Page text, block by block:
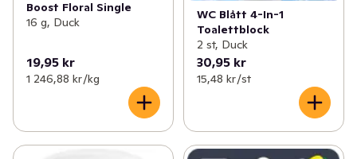
Boost Floral Single
16 g, Duck
19,95 kr
1 246,88 kr /kg
WC Blått 4-In-1
Toalettblock
2 st, Duck
30,95 kr
15,48 kr /st